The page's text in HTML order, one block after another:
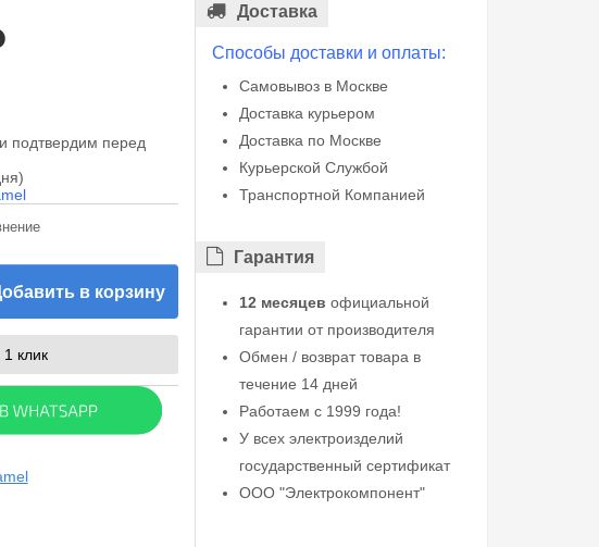
подтвердим перед
в корзину
1 клик
Доставка
Способы доставки и оплаты:
Самовывоз в Москве
Доставка курьером
Доставка по Москве
Курьерской Службой
Транспортной Компанией
Гарантия
12 месяцев официальной
гарантии от производителя
Обмен / возврат товара в
течение 14 дней
Работаем с 1999 года!
У всех электроизделий
государственный сертификат
ООО "Электрокомпонент"